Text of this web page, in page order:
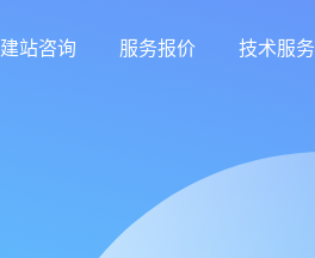
建站咨询 服务报价 技术服务